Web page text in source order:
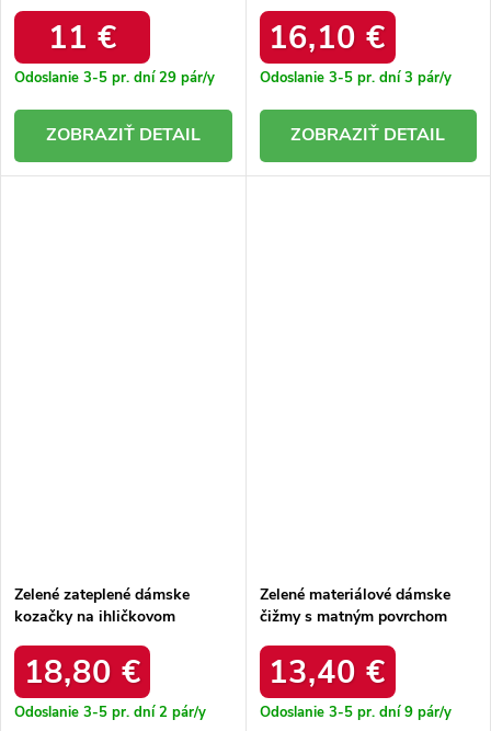
Fantagaro W2A-AX4001-1
GREEN11 €
Odoslanie 3-5 pr. dní29 pár/y
DETAIL
9078 GREEN
16,10 €
Odoslanie 3-5 pr. dní3 pár/y
DETAIL
Zelené zateplené dámske
kozačky na ihličkovom
zvrškom Atari. 9125 GREEN
18,80 €
Odoslanie 3-5 pr. dní2 pár/y
Zelené materiálové dámske
čižmy s matným povrchom
13,40 €
Odoslanie 3-5 pr. dní9 pár/y